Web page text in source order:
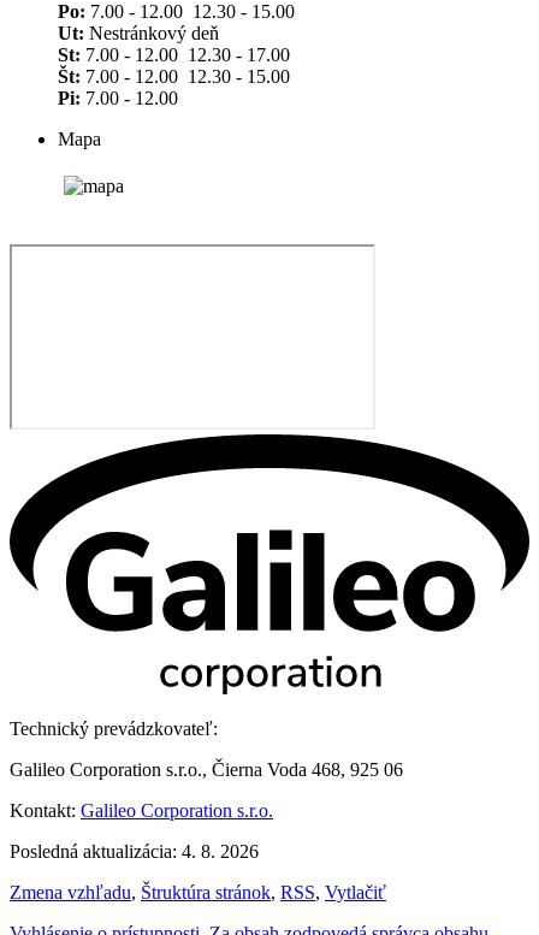
Po: 7.00 - 12.00 12.30 - 15.00
Ut: Nestránkový deň
St: 7.00 - 12.00 12.30 - 17.00
Št: 7.00 - 12.00 12.30 - 15.00
Pi: 7.00 - 12.00
Mapa
Technický prevádzkovateľ:
Galileo Corporation s.r.o., Čierna Voda 468, 925 06
Kontakt: Galileo Corporation s.r.o.
Posledná aktualizácia: 4. 8. 2026
Zmena vzhľadu, Štruktúra stránok, RSS, Vytlačiť